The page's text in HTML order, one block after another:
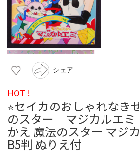
シェア
HOT !
⭐︎セイカのおしゃれな
のスター マジカルエミ
かえ 魔法のスター マジ
B5判 ぬりえ付